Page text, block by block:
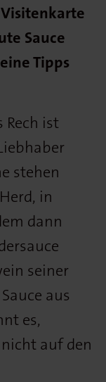
Sauce
Tipps
Rech ist
stehen
in
dann
seiner
aus
es,
auf den